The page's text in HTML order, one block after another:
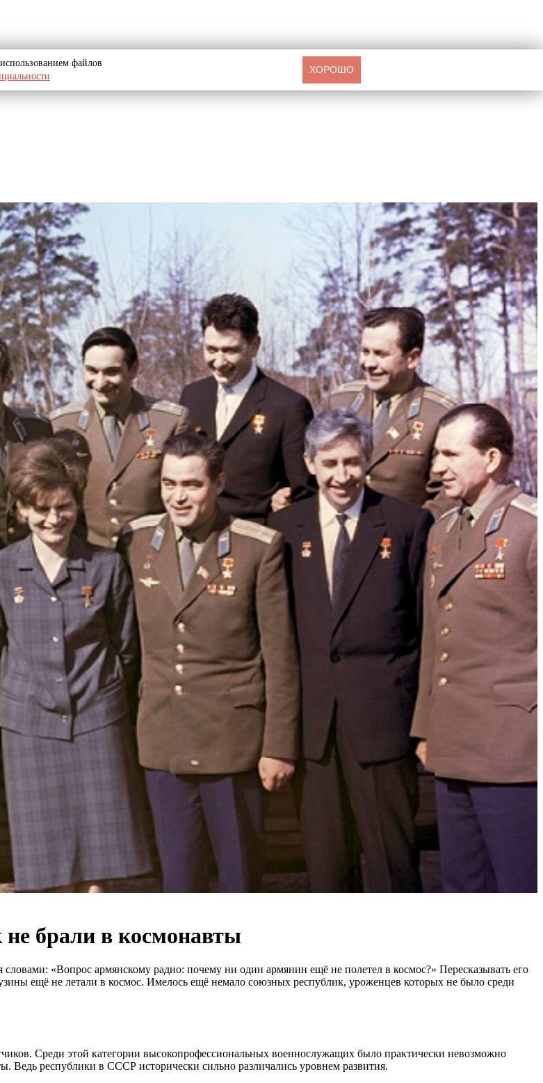
не брали в космонавты
«Вопрос армянскому радио: почему ни один армянин ещё не полетел в космос?» Пересказывать его
ещё не летали в космос. Имелось ещё немало союзных республик, уроженцев которых не было среди
Среди этой категории высокопрофессиональных военнослужащих было практически невозможно
Ведь республики в СССР исторически сильно различались уровнем развития.
файлов
ХОРОШО